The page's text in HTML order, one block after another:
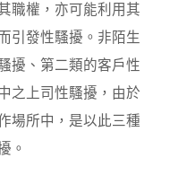
職權，亦可能利用其
引發性騷擾。非陌生
擾、第二類的客戶性
之上司性騷擾，由於
場所中，是以此三種
。